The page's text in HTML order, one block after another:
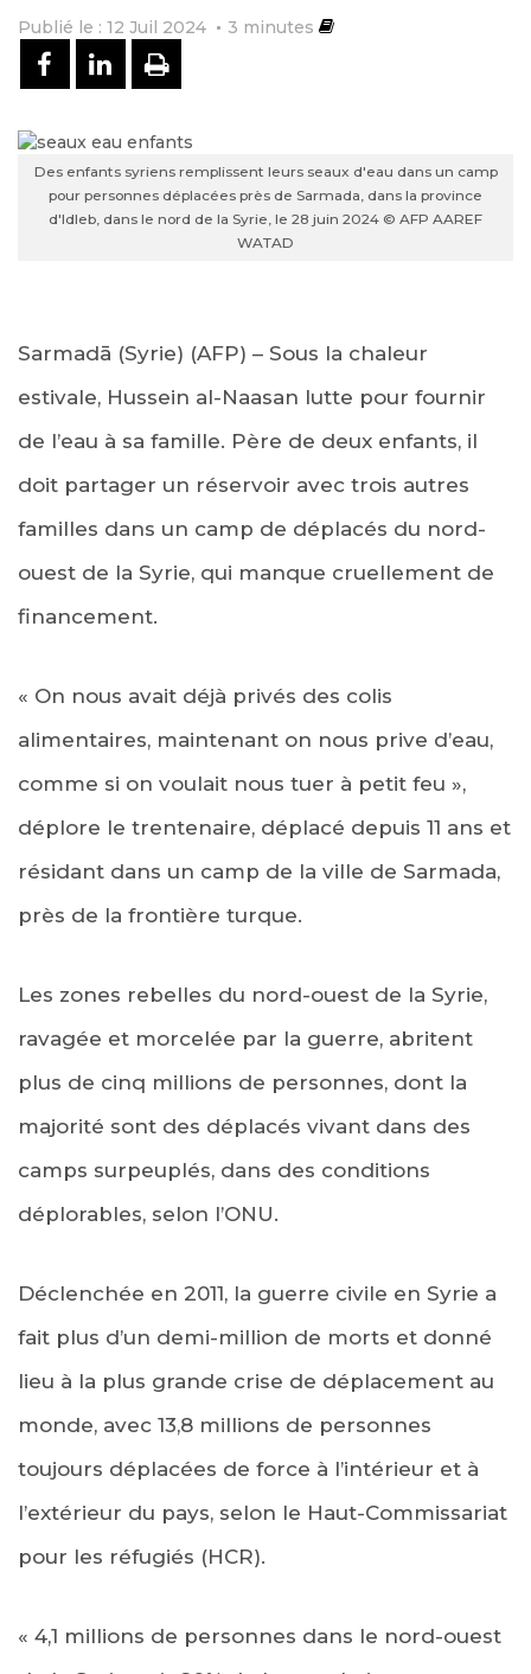
Publié le : 12 Juil 2024 3 minutes
PARTAGER SUR FACEBOOK
PARTAGER SUR LINKEDIN
IMPRIMER
Des enfants syriens remplissent leurs seaux d'eau dans un camp
pour personnes déplacées près de Sarmada, dans la province
d'Idleb, dans le nord de la Syrie, le 28 juin 2024 © AFP AAREF
WATAD
Sarmadā (Syrie) (AFP) – Sous la chaleur
estivale, Hussein al-Naasan lutte pour fournir
de l’eau à sa famille. Père de deux enfants, il
doit partager un réservoir avec trois autres
familles dans un camp de déplacés du nord-
ouest de la Syrie, qui manque cruellement de
financement.
« On nous avait déjà privés des colis
alimentaires, maintenant on nous prive d’eau,
comme si on voulait nous tuer à petit feu »,
déplore le trentenaire, déplacé depuis 11 ans et
résidant dans un camp de la ville de Sarmada,
près de la frontière turque.
Les zones rebelles du nord-ouest de la Syrie,
ravagée et morcelée par la guerre, abritent
plus de cinq millions de personnes, dont la
majorité sont des déplacés vivant dans des
camps surpeuplés, dans des conditions
déplorables, selon l’ONU.
Déclenchée en 2011, la guerre civile en Syrie a
fait plus d’un demi-million de morts et donné
lieu à la plus grande crise de déplacement au
monde, avec 13,8 millions de personnes
toujours déplacées de force à l’intérieur et à
l’extérieur du pays, selon le Haut-Commissariat
pour les réfugiés (HCR).
« 4,1 millions de personnes dans le nord-ouest